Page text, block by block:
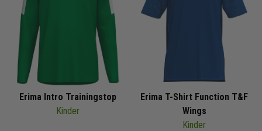
Erima Intro Trainingstop
Kinder
Erima T-Shirt Function T&F
Wings
Kinder